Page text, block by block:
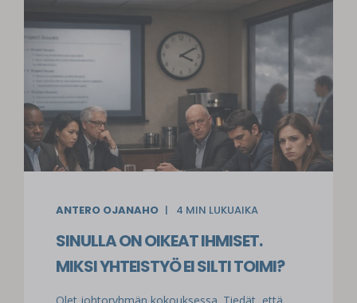
ANTERO OJANAHO 4 MIN LUKUAIKA
SINULLA ON OIKEAT IHMISET.
MIKSI YHTEISTYÖ EI SILTI TOIMI?